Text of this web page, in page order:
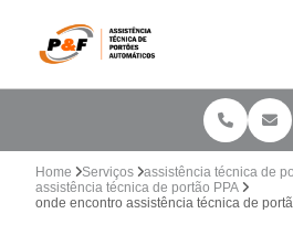
Home Serviços
assistência técnica de
assistência técnica de portão PPA
onde encontro assistência técnica de